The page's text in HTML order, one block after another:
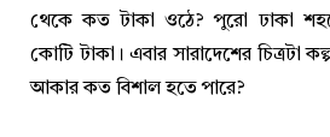
থেকে কত টাকা ওঠে? পুরো ঢাকা
কোটি টাকা। এবার সারাদেশের চিত্রটা
আকার কত বিশাল হতে পারে?